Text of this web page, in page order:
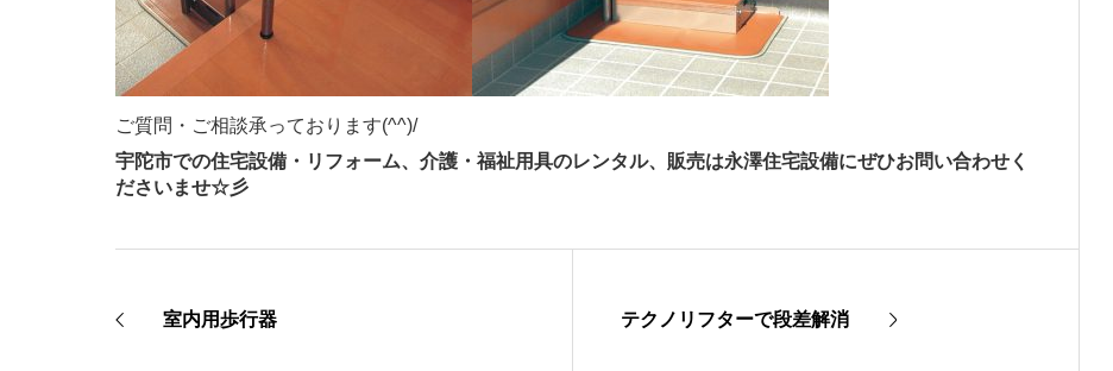
ご質問・ご相談承っております(^^)/
宇陀市での住宅設備・リフォーム、介護・福祉用具のレンタル、販売は永澤住宅設備にぜひお問い合わせく
ださいませ☆彡
室内用歩行器 テクノリフターで段差解消